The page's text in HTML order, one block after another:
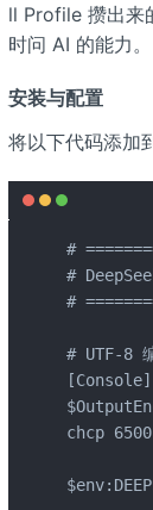
ll Profile 攒出来
时问 AI 的能力。
安装与配置
将以下代码添加
#
#
#
# UTF-8
chcp